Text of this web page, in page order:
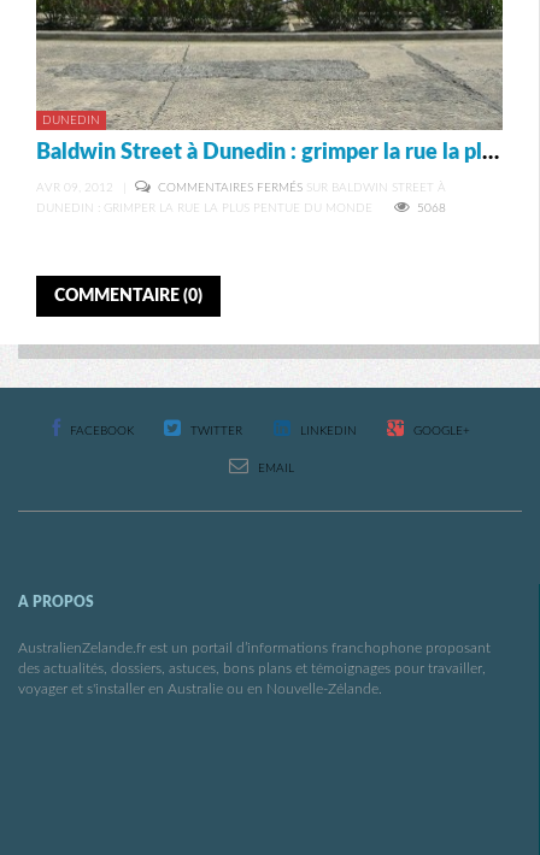
DUNEDIN
Baldwin Street à Dunedin : grimper la rue la plus pentue du monde
AVR 09, 2012 COMMENTAIRES FERMÉS SUR BALDWIN STREET À
DUNEDIN : GRIMPER LA RUE LA PLUS PENTUE DU MONDE
5068
COMMENTAIRE (0)
FACEBOOK TWITTER LINKEDIN GOOGLE+
EMAIL
A PROPOS
AustralienZelande.fr est un portail d’informations franchophone proposant
des actualités, dossiers, astuces, bons plans et témoignages pour travailler,
voyager et s'installer en Australie ou en Nouvelle-Zélande.